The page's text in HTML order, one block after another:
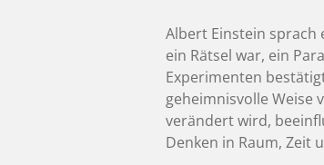
Albert Einstein sprach
ein Rätsel war, ein
Experimenten
geheimnisvolle Weise
verändert wird,
Denken in Raum, Zeit